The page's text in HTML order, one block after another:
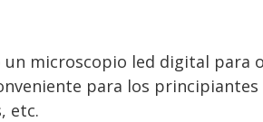
microscopio led digital para
para los
etc.